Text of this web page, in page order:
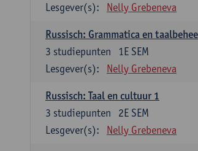
Lesgever(s):
Nelly Grebeneva
Russisch: Grammatica en
1E SEM
3 studiepunten
Lesgever(s):
Nelly Grebeneva
Russisch: Taal en cultuur 1
2E SEM
3 studiepunten
Lesgever(s):
Nelly Grebeneva